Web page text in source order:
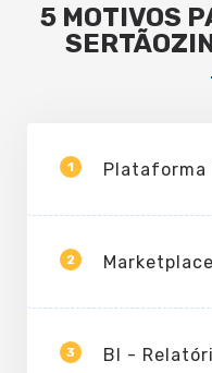
5 MOTIVOS
1
2
3 BI -